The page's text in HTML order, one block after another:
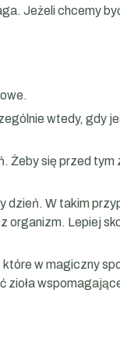
Jeżeli chcemy
wtedy, gdy
Żeby się przed
W takim
organizm. Lepiej
w magiczny